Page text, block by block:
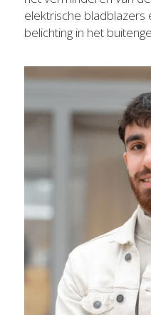
elektrische bladblazers
belichting in het